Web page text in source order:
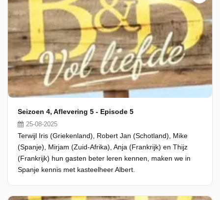
Seizoen 4, Aflevering 5 - Episode 5
25-08-2025
Terwijl Iris (Griekenland), Robert Jan (Schotland), Mike
(Spanje), Mirjam (Zuid-Afrika), Anja (Frankrijk) en Thijz
(Frankrijk) hun gasten beter leren kennen, maken we in
Spanje kennis met kasteelheer Albert.